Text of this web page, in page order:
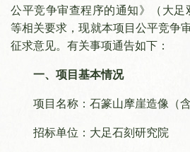
公平竞争审查程序的通知》（大足
等相关要求，现就本项目公平竞争
征求意见。有关事项通告如下：
一、项目基本情况
项目名称：石篆山摩崖造像（
招标单位：大足石刻研究院